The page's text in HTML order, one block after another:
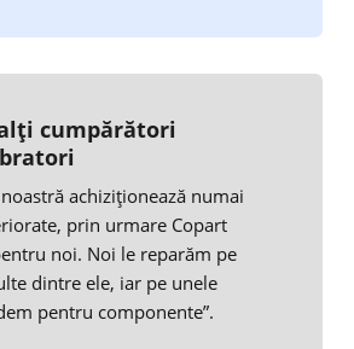
cumpărători
achiziționează numai
prin urmare Copart
noi. Noi le reparăm pe
dintre ele, iar pe unele
pentru componente”.